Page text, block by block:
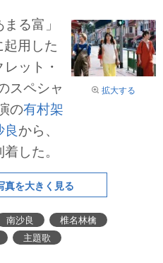
拡大する
る富」
用した
ット・
スペシャ
の有村架
良から、
した。
真を大きく見る
南沙良
椎名林檎
主題歌